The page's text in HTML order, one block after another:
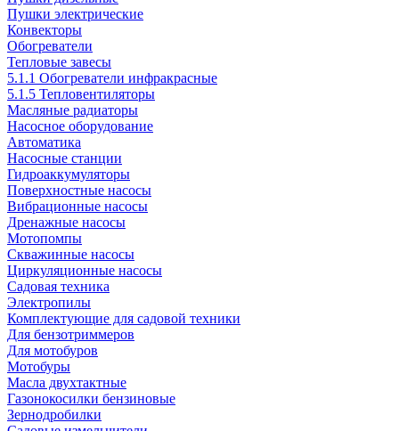
Пушки электрические
Конвекторы
Обогреватели
Тепловые завесы
5.1.1 Обогреватели инфракрасные
5.1.5 Тепловентиляторы
Масляные радиаторы
Насосное оборудование
Автоматика
Насосные станции
Гидроаккумуляторы
Поверхностные насосы
Вибрационные насосы
Дренажные насосы
Мотопомпы
Скважинные насосы
Циркуляционные насосы
Садовая техника
Электропилы
Комплектующие для садовой техники
Для бензотриммеров
Для мотобуров
Мотобуры
Масла двухтактные
Газонокосилки бензиновые
Зернодробилки